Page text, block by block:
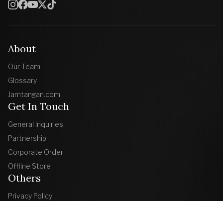
About
Our Team
Glossary
Jamtangan.com
Get In Touch
General Inquiries
Partnership
Corporate Order
Offline Store
Others
Privacy Policy